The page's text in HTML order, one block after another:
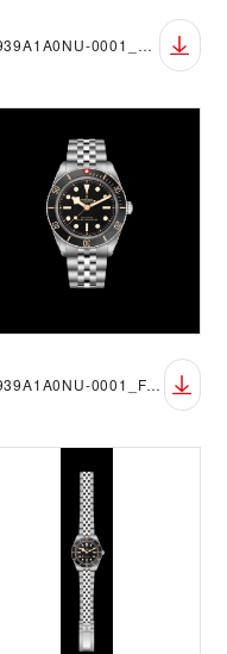
M7939A1A0NU-0001_DET_BGB
M7939A1A0NU-0001_FF_sRGB_BGB